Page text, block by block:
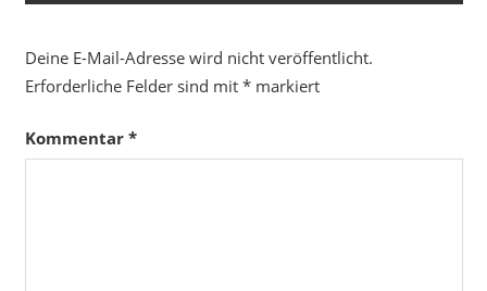
Deine E-Mail-Adresse wird nicht veröffentlicht.
Erforderliche Felder sind mit *markiert
Kommentar *